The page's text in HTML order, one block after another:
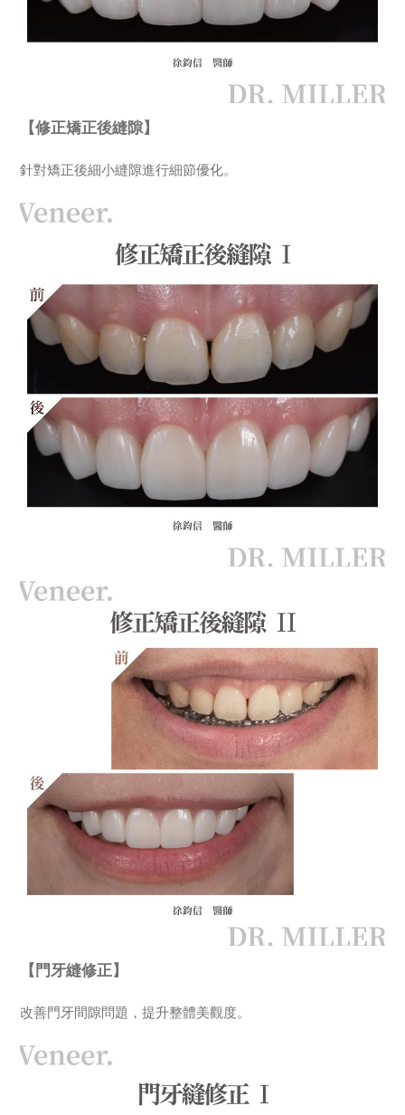
【修正矯正後縫隙】
針對矯正後細小縫隙進行細節優化。
【門牙縫修正】
改善門牙間隙問題，提升整體美觀度。